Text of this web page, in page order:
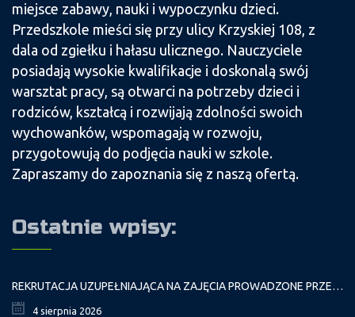
miejsce zabawy, nauki i wypoczynku dzieci.
Przedszkole mieści się przy ulicy Krzyskiej 108, z
dala od zgiełku i hałasu ulicznego. Nauczyciele
posiadają wysokie kwalifikacje i doskonalą swój
warsztat pracy, są otwarci na potrzeby dzieci i
rodziców, kształcą i rozwijają zdolności swoich
wychowanków, wspomagają w rozwoju,
przygotowują do podjęcia nauki w szkole.
Zapraszamy do zapoznania się z naszą ofertą.
Ostatnie wpisy:
REKRUTACJA UZUPEŁNIAJĄCA NA ZAJĘCIA PROWADZONE PRZEZ PAŁAC MŁODZIEŻY W ROKU SZKOLNYM 2026/2027
4 sierpnia 2026